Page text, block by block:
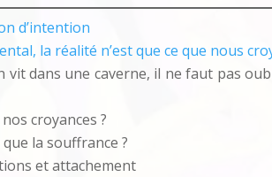
d’intention
la réalité n’est que ce que nous
vit dans une caverne, il ne faut pas
croyances ?
que la souffrance ?
et attachement